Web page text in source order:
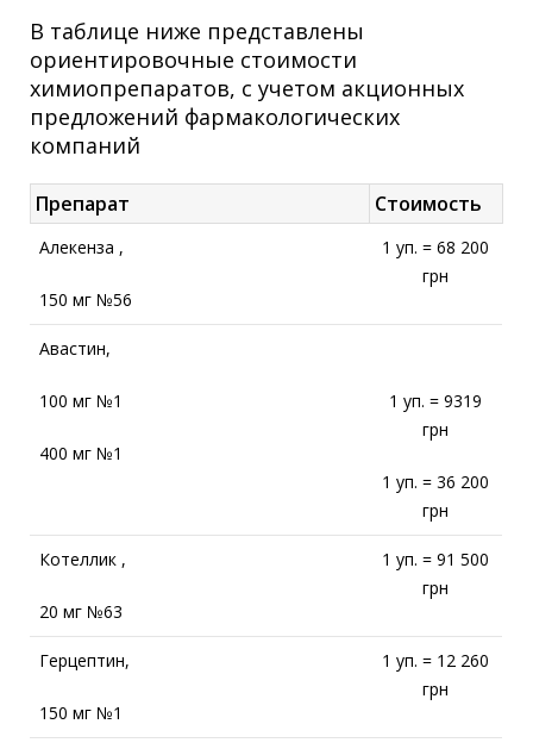
В таблице ниже представлены
ориентировочные стоимости
химиопрепаратов, с учетом акционных
предложений фармакологических
компаний
Препарат Стоимость
Алекенза ,
150 мг №56
1 уп. = 68 200
грн
Авастин,
100 мг №1
400 мг №1
1 уп. = 9319
грн
1 уп. = 36 200
грн
Котеллик ,
20 мг №63
1 уп. = 91 500
грн
Герцептин,
150 мг №1
1 уп. = 12 260
грн